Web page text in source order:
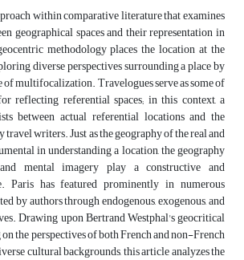
within comparative literature that examines
geographical spaces and their representation in
methodology places the location at the
diverse perspectives surrounding a place by
multifocalization. Travelogues serve as some of
reflecting referential spaces; in this context, a
between actual referential locations and the
travel writers. Just as the geography of the real and
in understanding a location, the geography
mental imagery play a constructive and
Paris has featured prominently in numerous
by authors through endogenous, exogenous, and
Drawing upon Bertrand Westphal's geocritical
the perspectives of both French and non-French
cultural backgrounds, this article analyzes the